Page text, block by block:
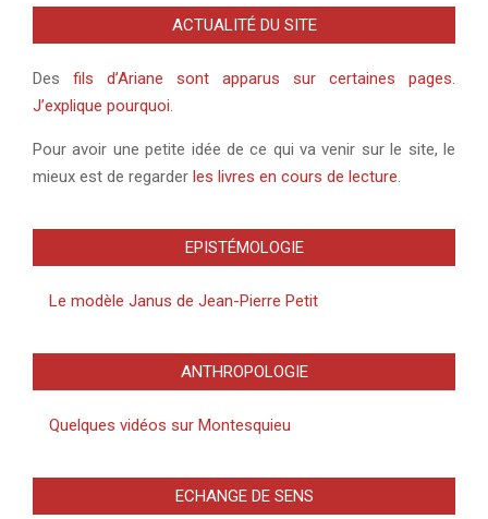
ACTUALITÉ DU SITE
Des fils d’Ariane sont apparus sur certaines pages.
J’explique pourquoi.
Pour avoir une petite idée de ce qui va venir sur le site, le
mieux est de regarder les livres en cours de lecture.
EPISTÉMOLOGIE
Le modèle Janus de Jean-Pierre Petit
ANTHROPOLOGIE
Quelques vidéos sur Montesquieu
ECHANGE DE SENS